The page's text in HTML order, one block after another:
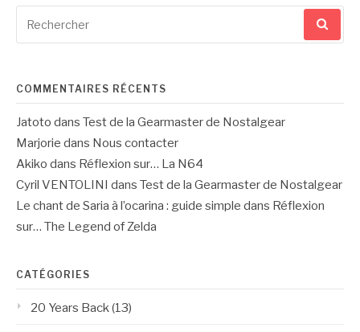
pour
COMMENTAIRES RÉCENTS
Jatoto dans Test de la Gearmaster de Nostalgear
Marjorie dans Nous contacter
Akiko dans Réflexion sur… La N64
Cyril VENTOLINI dans Test de la Gearmaster de Nostalgear
Le chant de Saria à l’ocarina : guide simple dans Réflexion
sur… The Legend of Zelda
CATÉGORIES
20 Years Back(13)